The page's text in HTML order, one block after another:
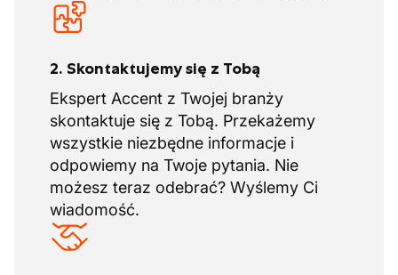
2. Skontaktujemy się z Tobą
Ekspert Accent z Twojej branży
skontaktuje się z Tobą. Przekażemy
wszystkie niezbędne informacje i
odpowiemy na Twoje pytania. Nie
możesz teraz odebrać? Wyślemy Ci
wiadomość.